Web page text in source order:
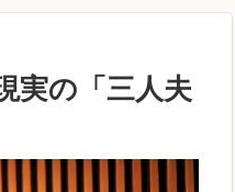
実の「三人夫